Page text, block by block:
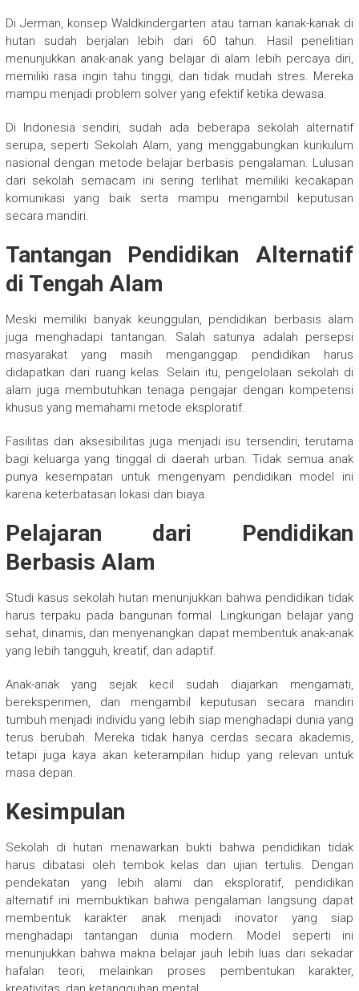
Di Jerman, konsep Waldkindergarten atau taman kanak-kanak di
hutan sudah berjalan lebih dari 60 tahun. Hasil penelitian
menunjukkan anak-anak yang belajar di alam lebih percaya diri,
memiliki rasa ingin tahu tinggi, dan tidak mudah stres. Mereka
mampu menjadi problem solver yang efektif ketika dewasa.
Di Indonesia sendiri, sudah ada beberapa sekolah alternatif
serupa, seperti Sekolah Alam, yang menggabungkan kurikulum
nasional dengan metode belajar berbasis pengalaman. Lulusan
dari sekolah semacam ini sering terlihat memiliki kecakapan
komunikasi yang baik serta mampu mengambil keputusan
secara mandiri.
Tantangan Pendidikan Alternatif
di Tengah Alam
Meski memiliki banyak keunggulan, pendidikan berbasis alam
juga menghadapi tantangan. Salah satunya adalah persepsi
masyarakat yang masih menganggap pendidikan harus
didapatkan dari ruang kelas. Selain itu, pengelolaan sekolah di
alam juga membutuhkan tenaga pengajar dengan kompetensi
khusus yang memahami metode eksploratif.
Fasilitas dan aksesibilitas juga menjadi isu tersendiri, terutama
bagi keluarga yang tinggal di daerah urban. Tidak semua anak
punya kesempatan untuk mengenyam pendidikan model ini
karena keterbatasan lokasi dan biaya.
Pelajaran dari Pendidikan
Berbasis Alam
Studi kasus sekolah hutan menunjukkan bahwa pendidikan tidak
harus terpaku pada bangunan formal. Lingkungan belajar yang
sehat, dinamis, dan menyenangkan dapat membentuk anak-anak
yang lebih tangguh, kreatif, dan adaptif.
Anak-anak yang sejak kecil sudah diajarkan mengamati,
bereksperimen, dan mengambil keputusan secara mandiri
tumbuh menjadi individu yang lebih siap menghadapi dunia yang
terus berubah. Mereka tidak hanya cerdas secara akademis,
tetapi juga kaya akan keterampilan hidup yang relevan untuk
masa depan.
Kesimpulan
Sekolah di hutan menawarkan bukti bahwa pendidikan tidak
harus dibatasi oleh tembok kelas dan ujian tertulis. Dengan
pendekatan yang lebih alami dan eksploratif, pendidikan
alternatif ini membuktikan bahwa pengalaman langsung dapat
membentuk karakter anak menjadi inovator yang siap
menghadapi tantangan dunia modern. Model seperti ini
menunjukkan bahwa makna belajar jauh lebih luas dari sekadar
hafalan teori, melainkan proses pembentukan karakter,